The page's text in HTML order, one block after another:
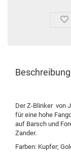
Beschreibung
Der Z-Blinker von
für eine hohe
auf Barsch und
Zander.
Farben: Kupfer;